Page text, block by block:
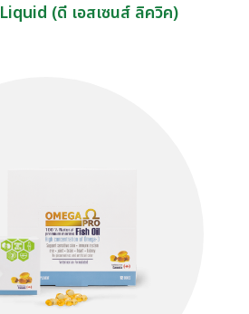
(ดี เอสเซนส์ ลิควิค)